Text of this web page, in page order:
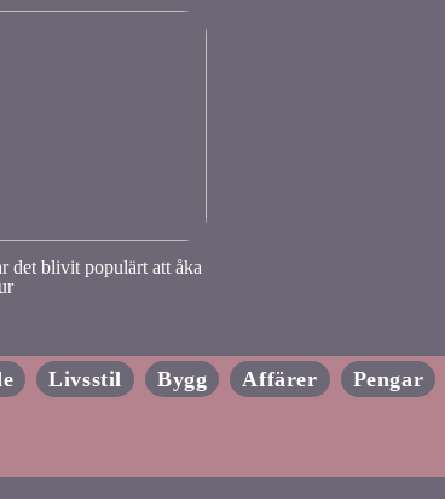
det blivit populärt att åka
Livsstil Bygg Affärer
Pengar